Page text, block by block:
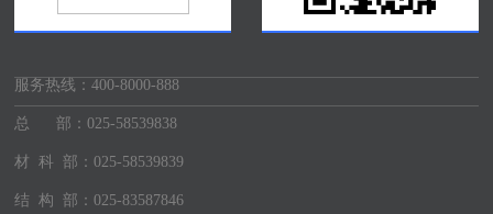
服务热线：400-8000-888
总 部：025-58539838
材 科 部：025-58539839
结 构 部：025-83587846